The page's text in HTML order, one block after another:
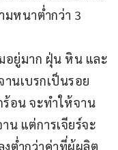
มหนาต่ำกว่า 3
อยู่มาก ฝุ่น หิน และ
นเบรกเป็นรอย
อน จะทำให้จาน
น แต่การเจียร์จะ
งต่ำกว่าค่าที่ผู้ผลิต